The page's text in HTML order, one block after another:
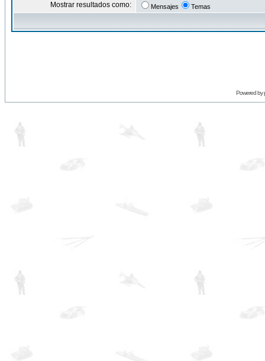
Mostrar resultados como: Mensajes Temas
Powered by